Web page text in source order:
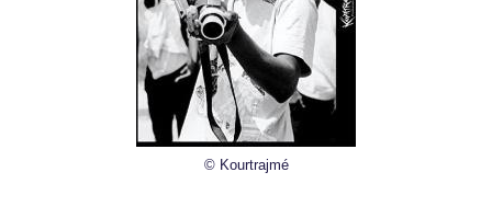
© Kourtrajmé